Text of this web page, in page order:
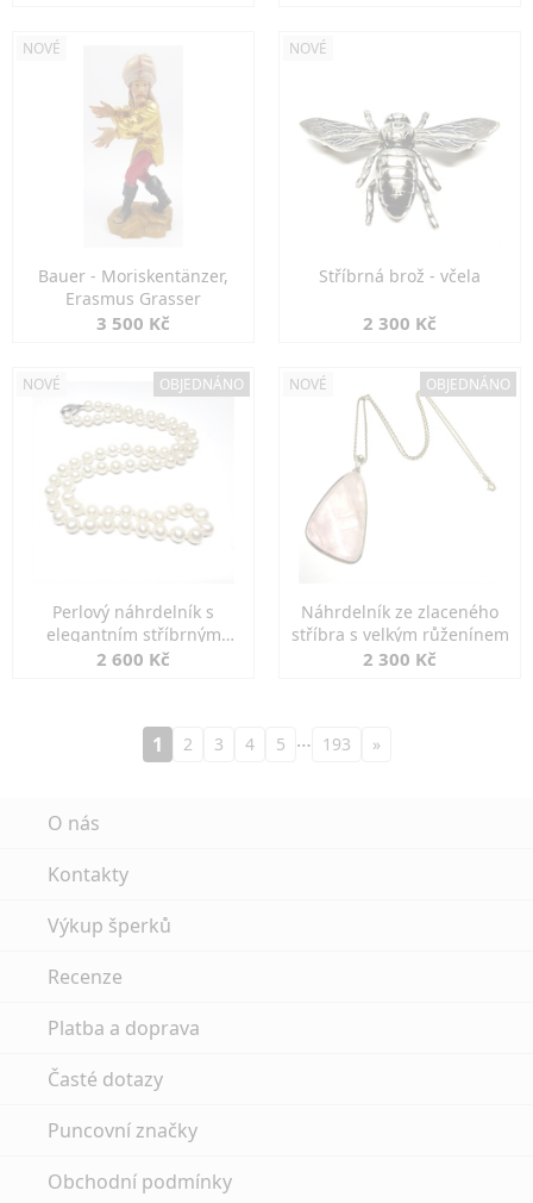
NOVÉ
Bauer - Moriskentänzer,
Erasmus Grasser
3 500 Kč
NOVÉ
Stříbrná brož - včela
2 300 Kč
NOVÉ OBJEDNÁNO
Perlový náhrdelník s
elegantním stříbrným
zapínáním
2 600 Kč
NOVÉ OBJEDNÁNO
Náhrdelník ze zlaceného
stříbra s velkým růženínem
2 300 Kč
1 2 3 4 5 … 193 »
O nás
Kontakty
Výkup šperků
Recenze
Platba a doprava
Časté dotazy
Puncovní značky
Obchodní podmínky